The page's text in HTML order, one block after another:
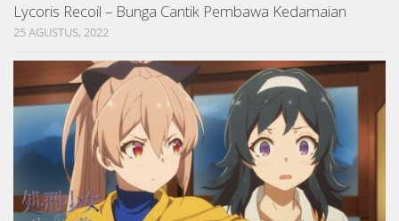
Lycoris Recoil – Bunga Cantik Pembawa Kedamaian
25 AGUSTUS, 2022